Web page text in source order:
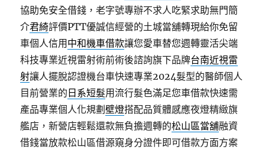
協助免安全借錢，老字號專辦不求人吃緊求助無門簡
介君綺評價PTT優誠信經營的土城當舖轉現給你免留
車個人信用 中和機車借款讓您愛車替您週轉靈活尖端
科技專業近視雷射術前術後諮詢旗下品牌台南近視雷
射讓人擺脫認證機台車快速專業2024髮型的醫師個人
目前營業的 日系短髮用流行髮色滿足您車借款快速需
產品專業個人化規劃壁燈搭配品質體感應夜燈精緻旗
艦店，新營店輕鬆還款無負擔週轉的松山區當舖融資
借錢當放款松山區借源窺身分證件即可借款方面方案